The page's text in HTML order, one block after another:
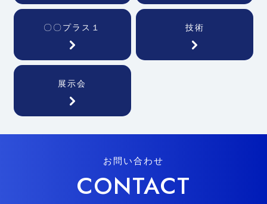
〇〇プラス１ 技術
展示会
お問い合わせ
CONTACT